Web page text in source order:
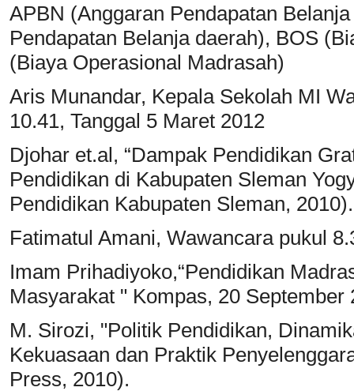
APBN (Anggaran Pendapatan
Pendapatan Belanja daerah), BOS
(Biaya Operasional Madrasah)
Aris Munandar, Kepala Sekolah MI
10.41, Tanggal 5 Maret 2012
Djohar et.al, “Dampak Pendidikan
Pendidikan di Kabupaten Sleman
Pendidikan Kabupaten Sleman, 2010).
Fatimatul Amani, Wawancara pukul
Imam Prihadiyoko,“Pendidikan
Masyarakat " Kompas, 20 September
M. Sirozi, "Politik Pendidikan,
Kekuasaan dan Praktik
Press, 2010).